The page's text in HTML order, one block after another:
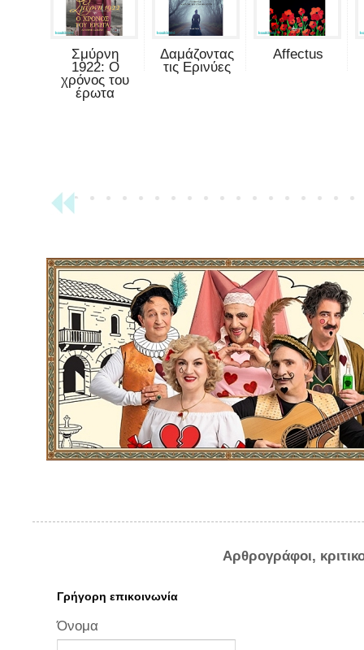
Σμύρνη
1922: Ο
χρόνος του
έρωτα
Δαμάζοντας
τις Ερινύες
Affectus
Αρθρογράφοι,
Γρήγορη επικοινωνία
Όνομα